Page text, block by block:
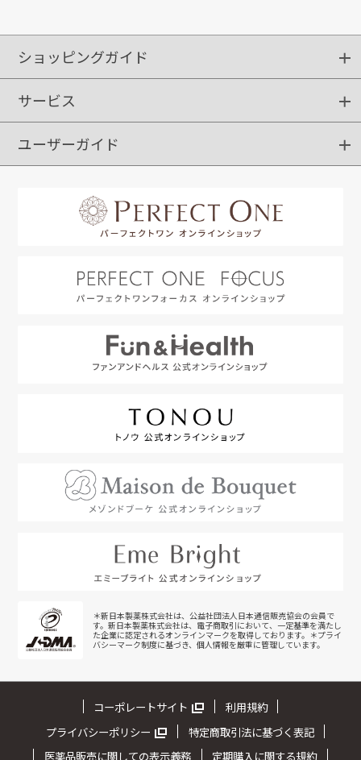
ショッピングガイド
ショッピングガイド
ご注文方法
送料・配送
クーポンご利用方法
サービス
定期購入
ポイントサービス
お知らせメール
ユーザーガイド
＊新日本製薬株式会社は、公益社団法人日本通信販売協会の会員で
す。新日本製薬株式会社は、電子商取引において、一定基準を満たし
た企業に認定されるオンラインマークを取得しております。＊プライ
バシーマーク制度に基づき、個人情報を厳重に管理しています。
コーポレートサイト
利用規約
プライバシーポリシー
特定商取引法に基づく表記
医薬品販売に関しての表示義務
定期購入に関する規約